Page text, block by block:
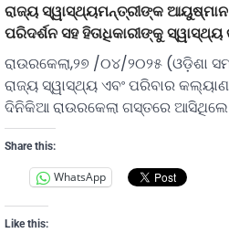
ରାଜ୍ୟ ସ୍ୱାସ୍ଥ୍ୟମନ୍ତ୍ରୀଙ୍କ
ପରିଦର୍ଶନ ସହ ହିତାଧିକାରୀଙ୍କୁ ସ୍ୱାସ୍ଥ୍ୟ
ରାଉରକେଲା,୨୭ /୦୪/୨୦୨୫ (ଓଡ଼ିଶା
ରାଜ୍ୟ ସ୍ୱାସ୍ଥ୍ୟ ଏବଂ ପରିବାର
ଦିନିକିଆ ରାଉରକେଲା ଗସ୍ତରେ ଆସିଥିଲେ
Share this:
WhatsApp
Like this: